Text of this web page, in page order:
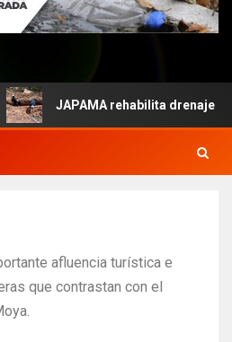
JAPAMA rehabilita drenaje
afluencia turística e
que contrastan con el